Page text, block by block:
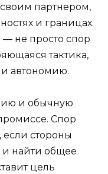
партнером,
и границах.
не просто спор
тактика,
автономию.
и обычную
Спор
стороны
и найти общее
цель